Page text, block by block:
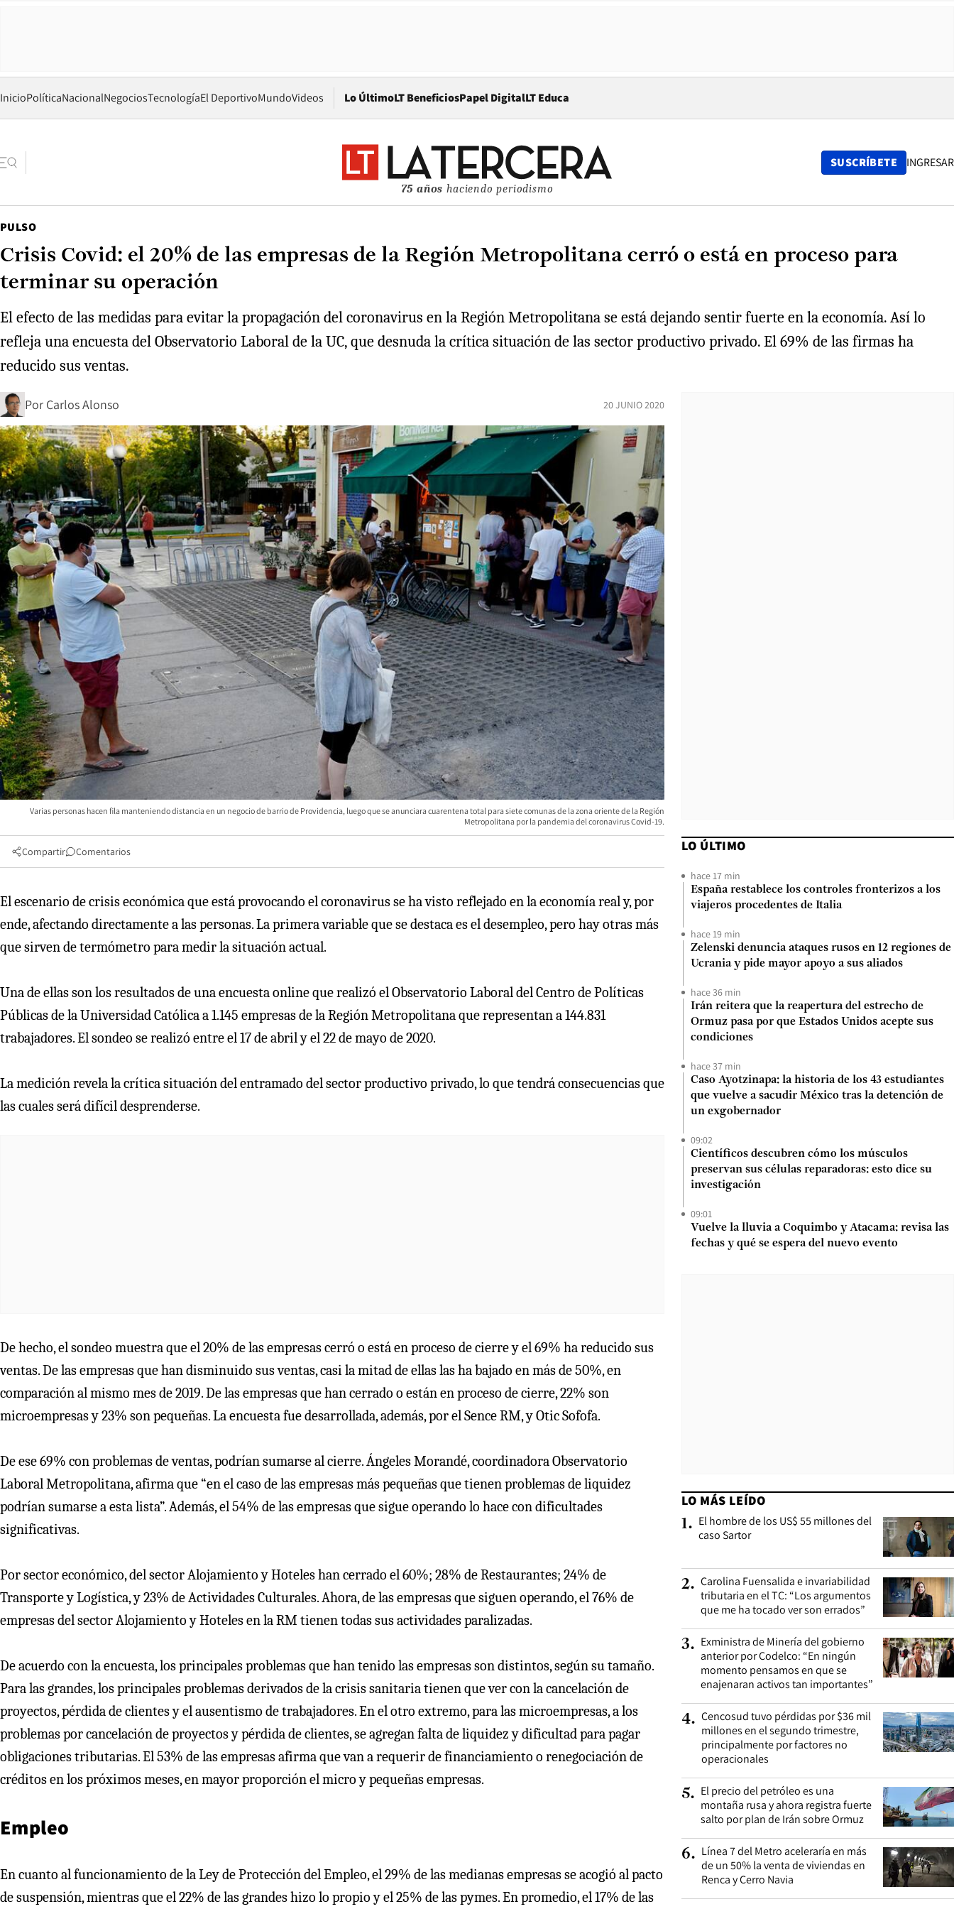
InicioPolíticaNacionalNegociosTecnologíaEl DeportivoMundoVideos Lo ÚltimoLT BeneficiosPapel DigitalOpens in new window
LT Educa
75 años haciendo periodismo
SUSCRÍBETE INGRESAR
PULSO
Crisis Covid: el 20% de las empresas de la Región Metropolitana cerró o está en proceso para
terminar su operación
El efecto de las medidas para evitar la propagación del coronavirus en la Región Metropolitana se está dejando sentir fuerte en la economía. Así lo
refleja una encuesta del Observatorio Laboral de la UC, que desnuda la crítica situación de las sector productivo privado. El 69% de las firmas ha
reducido sus ventas.
Por Carlos Alonso 20 JUNIO 2020
Varias personas hacen fila manteniendo distancia en un negocio de barrio de Providencia, luego que se anunciara cuarentena total para siete comunas de la zona oriente de la Región
Metropolitana por la pandemia del coronavirus Covid-19.
Compartir Comentarios
El escenario de crisis económica que está provocando el coronavirus se ha visto reflejado en la economía real y, por
ende, afectando directamente a las personas. La primera variable que se destaca es el desempleo, pero hay otras más
que sirven de termómetro para medir la situación actual.
Una de ellas son los resultados de una encuesta online que realizó el Observatorio Laboral del Centro de Políticas
Públicas de la Universidad Católica a 1.145 empresas de la Región Metropolitana que representan a 144.831
trabajadores. El sondeo se realizó entre el 17 de abril y el 22 de mayo de 2020.
La medición revela la crítica situación del entramado del sector productivo privado, lo que tendrá consecuencias que
las cuales será difícil desprenderse.
De hecho, el sondeo muestra que el 20% de las empresas cerró o está en proceso de cierre y el 69% ha reducido sus
ventas. De las empresas que han disminuido sus ventas, casi la mitad de ellas las ha bajado en más de 50%, en
comparación al mismo mes de 2019. De las empresas que han cerrado o están en proceso de cierre, 22% son
microempresas y 23% son pequeñas. La encuesta fue desarrollada, además, por el Sence RM, y Otic Sofofa.
De ese 69% con problemas de ventas, podrían sumarse al cierre. Ángeles Morandé, coordinadora Observatorio
Laboral Metropolitana, afirma que “en el caso de las empresas más pequeñas que tienen problemas de liquidez
podrían sumarse a esta lista”. Además, el 54% de las empresas que sigue operando lo hace con dificultades
significativas.
Por sector económico, del sector Alojamiento y Hoteles han cerrado el 60%; 28% de Restaurantes; 24% de
Transporte y Logística, y 23% de Actividades Culturales. Ahora, de las empresas que siguen operando, el 76% de
empresas del sector Alojamiento y Hoteles en la RM tienen todas sus actividades paralizadas.
De acuerdo con la encuesta, los principales problemas que han tenido las empresas son distintos, según su tamaño.
Para las grandes, los principales problemas derivados de la crisis sanitaria tienen que ver con la cancelación de
proyectos, pérdida de clientes y el ausentismo de trabajadores. En el otro extremo, para las microempresas, a los
problemas por cancelación de proyectos y pérdida de clientes, se agregan falta de liquidez y dificultad para pagar
obligaciones tributarias. El 53% de las empresas afirma que van a requerir de financiamiento o renegociación de
créditos en los próximos meses, en mayor proporción el micro y pequeñas empresas.
Empleo
En cuanto al funcionamiento de la Ley de Protección del Empleo, el 29% de las medianas empresas se acogió al pacto
de suspensión, mientras que el 22% de las grandes hizo lo propio y el 25% de las pymes. En promedio, el 17% de las
LO ÚLTIMO
hace 17 min
España restablece los controles fronterizos a los
viajeros procedentes de Italia
hace 19 min
Zelenski denuncia ataques rusos en 12 regiones de
Ucrania y pide mayor apoyo a sus aliados
hace 36 min
Irán reitera que la reapertura del estrecho de
Ormuz pasa por que Estados Unidos acepte sus
condiciones
hace 37 min
Caso Ayotzinapa: la historia de los 43 estudiantes
que vuelve a sacudir México tras la detención de
un exgobernador
09:02
Científicos descubren cómo los músculos
preservan sus células reparadoras: esto dice su
investigación
09:01
Vuelve la lluvia a Coquimbo y Atacama: revisa las
fechas y qué se espera del nuevo evento
LO MÁS LEÍDO
1. El hombre de los US$ 55 millones del
caso Sartor
2. Carolina Fuensalida e invariabilidad
tributaria en el TC: “Los argumentos
que me ha tocado ver son errados”
3. Exministra de Minería del gobierno
anterior por Codelco: “En ningún
momento pensamos en que se
enajenaran activos tan importantes”
4. Cencosud tuvo pérdidas por $36 mil
millones en el segundo trimestre,
principalmente por factores no
operacionales
5. El precio del petróleo es una
montaña rusa y ahora registra fuerte
salto por plan de Irán sobre Ormuz
6. Línea 7 del Metro aceleraría en más
de un 50% la venta de viviendas en
Renca y Cerro Navia